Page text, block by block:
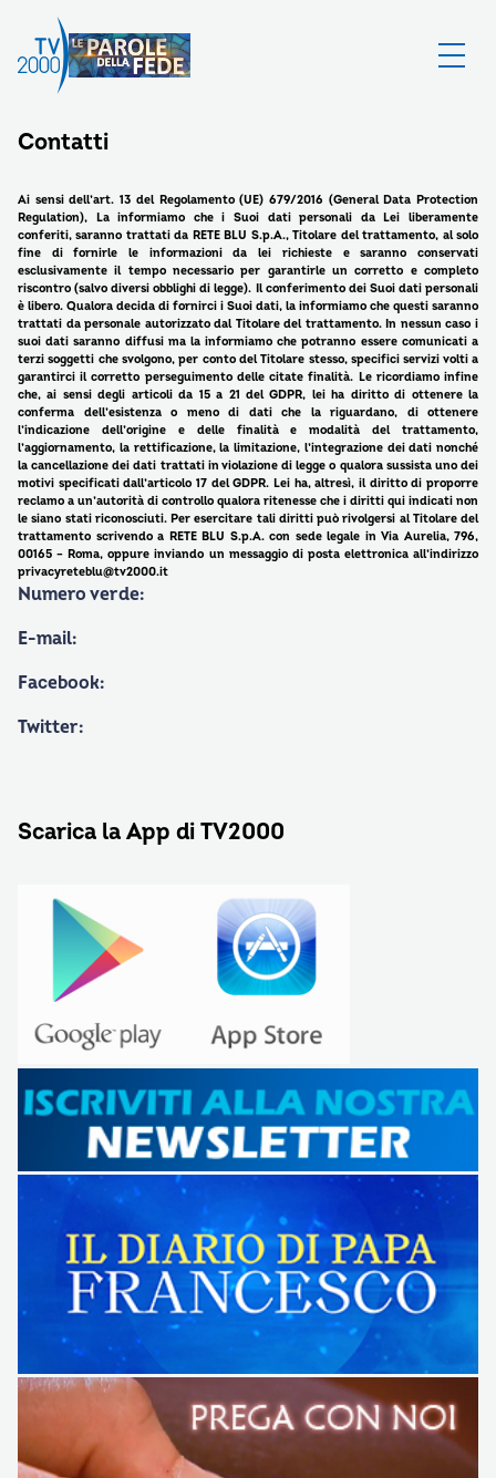
Contatti
Ai sensi dell’art. 13 del Regolamento (UE) 679/2016 (General Data Protection
Regulation), La informiamo che i Suoi dati personali da Lei liberamente
conferiti, saranno trattati da RETE BLU S.p.A., Titolare del trattamento, al solo
fine di fornirle le informazioni da lei richieste e saranno conservati
esclusivamente il tempo necessario per garantirle un corretto e completo
riscontro (salvo diversi obblighi di legge). Il conferimento dei Suoi dati personali
è libero. Qualora decida di fornirci i Suoi dati, la informiamo che questi saranno
trattati da personale autorizzato dal Titolare del trattamento. In nessun caso i
suoi dati saranno diffusi ma la informiamo che potranno essere comunicati a
terzi soggetti che svolgono, per conto del Titolare stesso, specifici servizi volti a
garantirci il corretto perseguimento delle citate finalità. Le ricordiamo infine
che, ai sensi degli articoli da 15 a 21 del GDPR, lei ha diritto di ottenere la
conferma dell’esistenza o meno di dati che la riguardano, di ottenere
l’indicazione dell’origine e delle finalità e modalità del trattamento,
l’aggiornamento, la rettificazione, la limitazione, l’integrazione dei dati nonché
la cancellazione dei dati trattati in violazione di legge o qualora sussista uno dei
motivi specificati dall’articolo 17 del GDPR. Lei ha, altresì, il diritto di proporre
reclamo a un’autorità di controllo qualora ritenesse che i diritti qui indicati non
le siano stati riconosciuti. Per esercitare tali diritti può rivolgersi al Titolare del
trattamento scrivendo a RETE BLU S.p.A. con sede legale in Via Aurelia, 796,
00165 – Roma, oppure inviando un messaggio di posta elettronica all’indirizzo
privacyreteblu@tv2000.it
Numero verde:
E-mail:
Facebook:
Twitter:
Scarica la App di TV2000